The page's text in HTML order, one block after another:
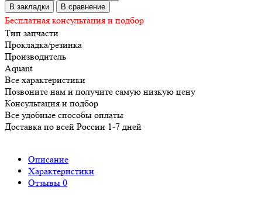
В закладки
В сравнение
Бесплатная консультация и подбор
Тип запчасти
Прокладка/резинка
Производитель
Aquant
Все характеристики
Позвоните нам и получите самую низкую цену
Консультация и подбор
Все удобные способы оплаты
Доставка по всей России 1-7 дней
Описание
Характеристики
Отзывы 0